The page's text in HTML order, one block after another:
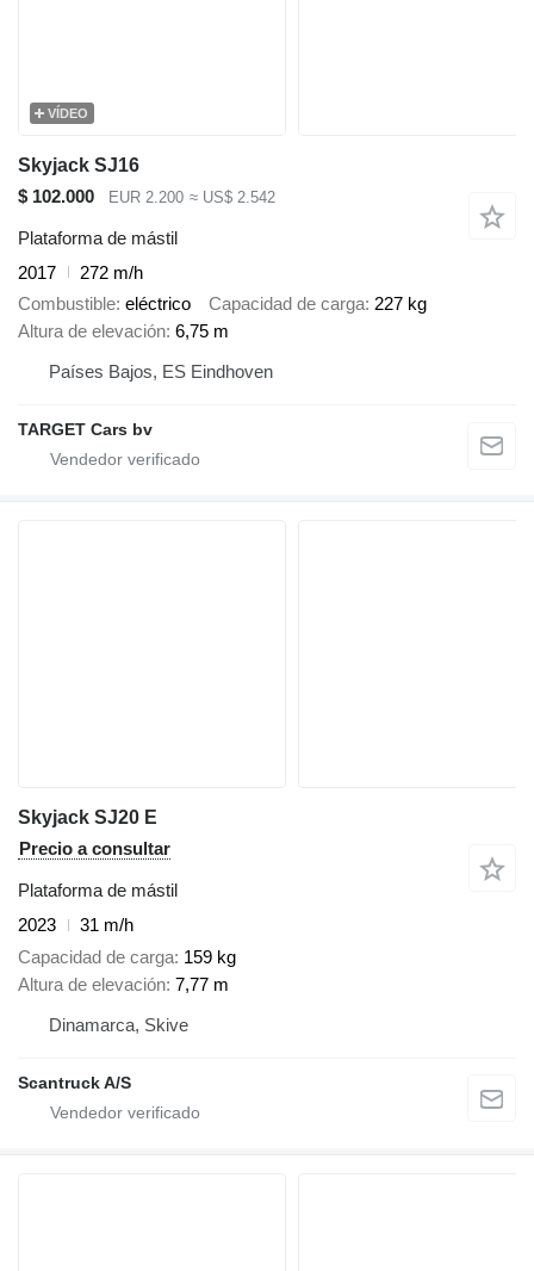
VÍDEO
Skyjack SJ16
$ 102.000
EUR 2.200 ≈ US$ 2.542
Plataforma de mástil
2017
272 m/h
Combustible eléctrico Capacidad de carga 227 kg
Altura de elevación 6,75 m
Países Bajos, ES Eindhoven
TARGET Cars bv
Skyjack SJ20 E
Precio a consultar
Plataforma de mástil
2023
31 m/h
Capacidad de carga 159 kg
Altura de elevación 7,77 m
Dinamarca, Skive
Scantruck A/S